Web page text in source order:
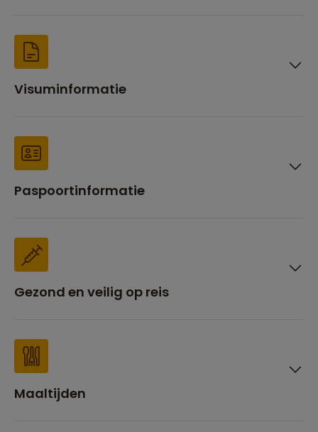
Visuminformatie
Paspoortinformatie
Gezond en veilig op reis
Maaltijden